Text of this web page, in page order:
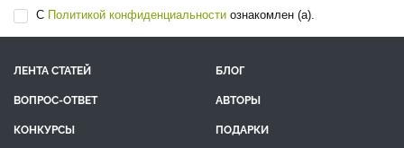
С Политикой конфиденциальности ознакомлен (а).
ЛЕНТА СТАТЕЙ
БЛОГ
ВОПРОС-ОТВЕТ
АВТОРЫ
КОНКУРСЫ
ПОДАРКИ